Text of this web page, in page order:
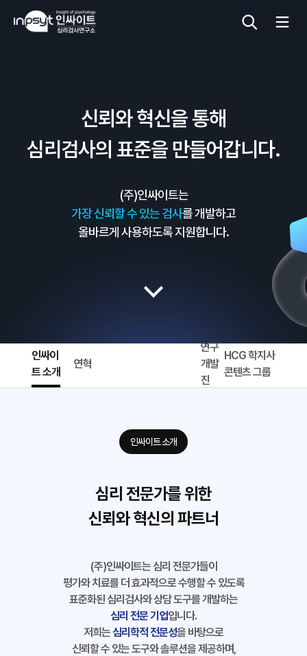
신뢰와 혁신을 통해
심리검사의 표준을 만들어갑니다.
(주)인싸이트는
가장 신뢰할 수 있는 검사를 개발하고
올바르게 사용하도록 지원합니다.
인싸이
트 소개
연혁
연구
개발
진
HCG 학지사
콘텐츠 그룹
인싸이트 소개
심리 전문가를 위한
신뢰와 혁신의 파트너
(주)인싸이트는 심리 전문가들이
평가와 치료를 더 효과적으로 수행할 수 있도록
표준화된 심리검사와 상담 도구를 개발하는
심리 전문 기업입니다.
저희는심리학적 전문성을 바탕으로
신뢰할 수 있는 도구와 솔루션을 제공하며,